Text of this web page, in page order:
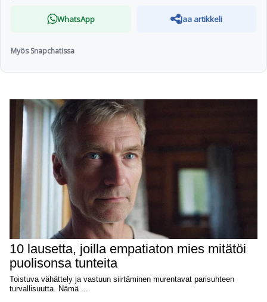
WhatsApp Jaa artikkeli
Myös Snapchatissa